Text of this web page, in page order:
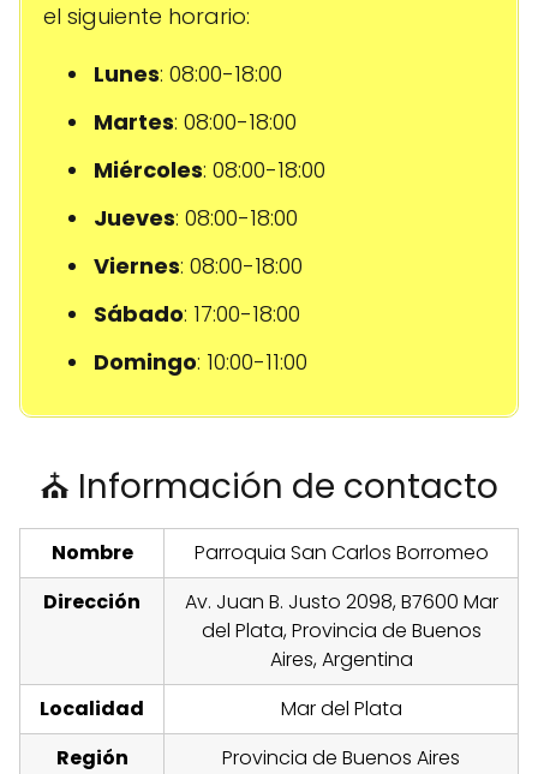
el siguiente horario:
Lunes: 08:00-18:00
Martes: 08:00-18:00
Miércoles: 08:00-18:00
Jueves: 08:00-18:00
Viernes: 08:00-18:00
Sábado: 17:00-18:00
Domingo: 10:00-11:00
⛪ Información de contacto
Nombre
Parroquia San Carlos Borromeo
Dirección
Av. Juan B. Justo 2098, B7600 Mar
del Plata, Provincia de Buenos
Aires, Argentina
Localidad
Mar del Plata
Región
Provincia de Buenos Aires